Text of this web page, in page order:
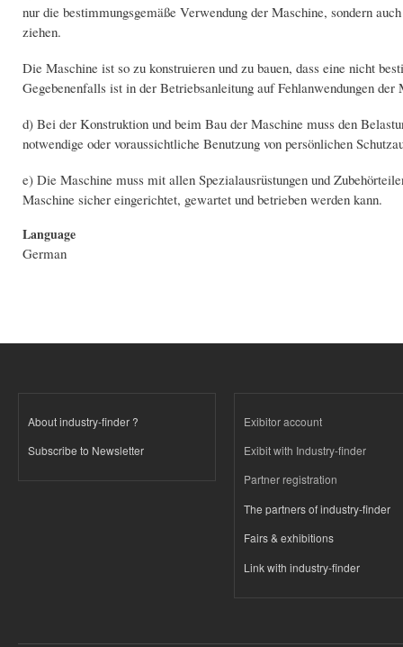
nur die bestimmungsgemäße Verwendung der Maschine, sondern
ziehen.
Die Maschine ist so zu konstruieren und zu bauen, dass eine nicht
Gegebenenfalls ist in der Betriebsanleitung auf Fehlanwendungen
d) Bei der Konstruktion und beim Bau der Maschine muss den
notwendige oder voraussichtliche Benutzung von persönlichen
e) Die Maschine muss mit allen Spezialausrüstungen und
Maschine sicher eingerichtet, gewartet und betrieben werden kann.
Language
German
About industry-finder ?
Subscribe to Newsletter
Exibitor account
Exibit with Industry-finder
Partner registration
The partners of industry-finder
Fairs & exhibitions
Link with industry-finder